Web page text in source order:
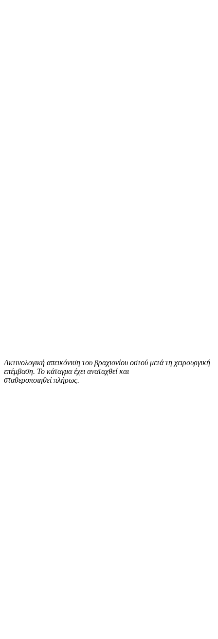
Aκτινολογική απεικόνιση του βραχιονίου οστού μετά τη χειρουργική
επέμβαση. Το κάταγμα έχει αναταχθεί και
σταθεροποιηθεί πλήρως.